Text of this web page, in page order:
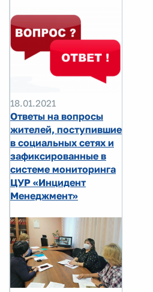
18.01.2021
Ответы на вопросы
жителей, поступившие
в социальных сетях и
зафиксированные в
системе мониторинга
ЦУР «Инцидент
Менеджмент»